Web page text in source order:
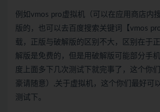
例如vmos pro虚拟机（可以在应用商店内
版的，也可以去百度搜索关键词【vmos
载，正版与破解版的区别不大，区别在于
解版是免费的，但是用破解版可能部分手
度上面多下几次测试下就完事了，这个你
豪请随意）,关于虚拟机，这个你们最好可
测试下。